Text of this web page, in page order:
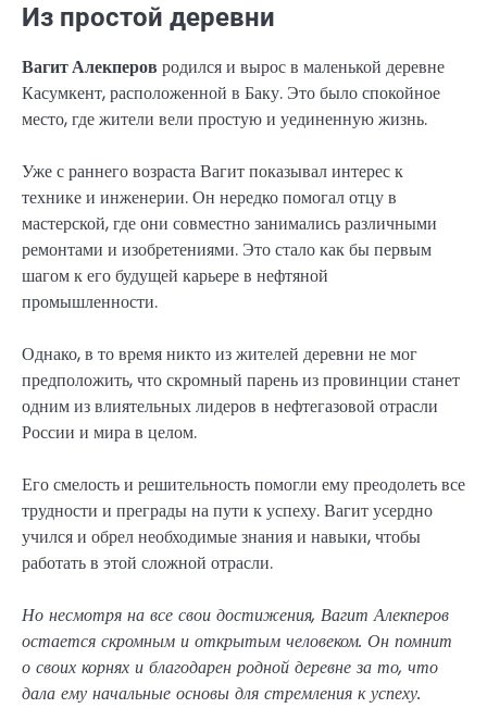
Из простой деревни
Вагит Алекперов родился и вырос в маленькой деревне
Касумкент, расположенной в Баку. Это было спокойное
место, где жители вели простую и уединенную жизнь.
Уже с раннего возраста Вагит показывал интерес к
технике и инженерии. Он нередко помогал отцу в
мастерской, где они совместно занимались различными
ремонтами и изобретениями. Это стало как бы первым
шагом к его будущей карьере в нефтяной
промышленности.
Однако, в то время никто из жителей деревни не мог
предположить, что скромный парень из провинции станет
одним из влиятельных лидеров в нефтегазовой отрасли
России и мира в целом.
Его смелость и решительность помогли ему преодолеть все
трудности и преграды на пути к успеху. Вагит усердно
учился и обрел необходимые знания и навыки, чтобы
работать в этой сложной отрасли.
Но несмотря на все свои достижения, Вагит Алекперов
остается скромным и открытым человеком. Он помнит
о своих корнях и благодарен родной деревне за то, что
дала ему начальные основы для стремления к успеху.